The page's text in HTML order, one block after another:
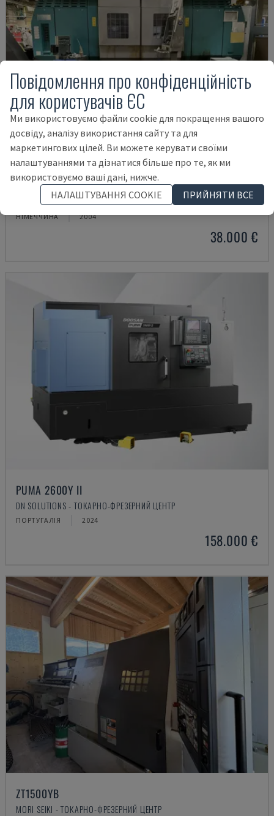
G250
INDEX - ТОКАРНО-ФРЕЗЕРНИЙ ЦЕНТР
НІМЕЧЧИНА 2004
38.000 €
PUMA 2600Y II
DN SOLUTIONS - ТОКАРНО-ФРЕЗЕРНИЙ ЦЕНТР
ПОРТУГАЛІЯ 2024
158.000 €
ZT1500YB
MORI SEIKI - ТОКАРНО-ФРЕЗЕРНИЙ ЦЕНТР
Повідомлення про конфіденційність
для користувачів ЄС
Ми використовуємо файли cookie для покращення вашого
досвіду, аналізу використання сайту та для
маркетингових цілей. Ви можете керувати своїми
налаштуваннями та дізнатися більше про те, як ми
використовуємо ваші дані, нижче.
НАЛАШТУВАННЯ COOKIE
ПРИЙНЯТИ ВСЕ